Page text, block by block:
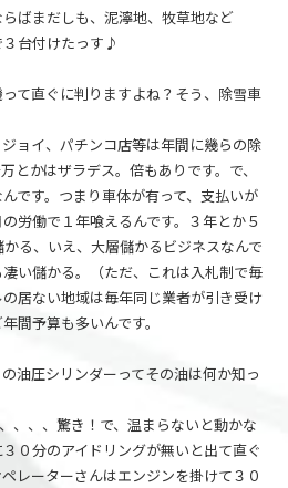
まだしも、泥濘地、牧草地など
台付けたっす♪
て直ぐに判りますよね？そう、除雪車
ョイ、パチンコ店等は年間に幾らの除
とかはザラデス。倍もありです。で、
です。つまり車体が有って、支払いが
労働で１年喰えるんです。３年とか５
る、いえ、大層儲かるビジネスなんで
い儲かる。（ただ、これは入札制で毎
居ない地域は毎年同じ業者が引き受け
間予算も多いんです。
油圧シリンダーってその油は何か知っ
、、、驚き！で、温まらないと動かな
０分のアイドリングが無いと出て直ぐ
レーターさんはエンジンを掛けて３０